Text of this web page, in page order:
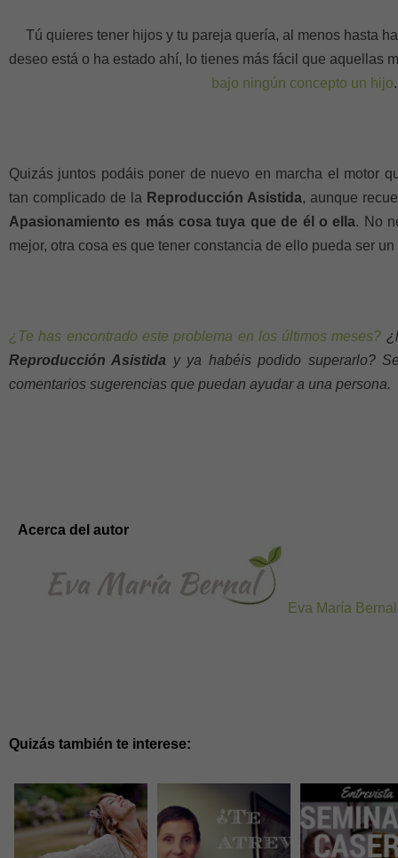
Tú quieres tener hijos y tu pareja quería, al menos hasta
deseo está o ha estado ahí, lo tienes más fácil que aquellas
bajo ningún concepto un hijo.
Quizás juntos podáis poner de nuevo en marcha el motor
tan complicado de la Reproducción Asistida, aunque
Apasionamiento es más cosa tuya que de él o ella. No
mejor, otra cosa es que tener constancia de ello pueda ser
¿Te has encontrado este problema en los últimos meses?
Reproducción Asistida y ya habéis podido superarlo?
comentarios sugerencias que puedan ayudar a una persona.
Acerca del autor
Eva María Bernal
Quizás también te interese: